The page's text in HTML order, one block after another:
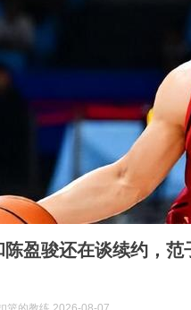
陈盈骏还在谈续约，